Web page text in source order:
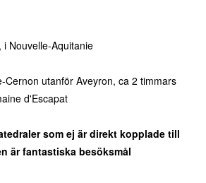
i Nouvelle-Aquitanie
Cernon utanför Aveyron, ca 2 timmars
d'Escapat
som ej är direkt kopplade till
är fantastiska besöksmål